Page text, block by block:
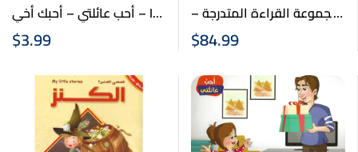
أحب عائلتي – أحبك أخي – I
Love You My Brother
$3.99
مجموعة القراءة المتدرجة –
القسم الاول المبتدئ – 20
كتابا – Arabic Graded
Readers First Set (20
Books)
$84.99